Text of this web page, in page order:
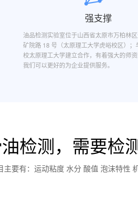
强支撑
油品检测实验室位于山西省太原市万柏林
矿院路 18 号（太原理工大学虎峪校区）；
校太原理工大学建立合作，有着强大的师
我们可以更好的为企业提供服务。
检测，需要检
主要有：运动粘度 水分 酸值 泡沫特性